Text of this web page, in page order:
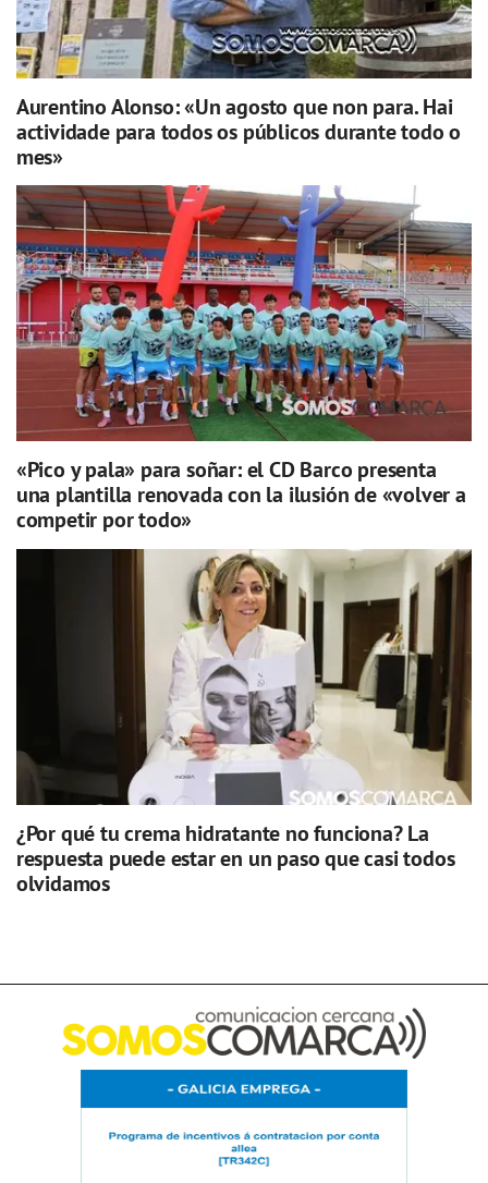
Aurentino Alonso: «Un agosto que non para. Hai
actividade para todos os públicos durante todo o
mes»
«Pico y pala» para soñar: el CD Barco presenta
una plantilla renovada con la ilusión de «volver a
competir por todo»
¿Por qué tu crema hidratante no funciona? La
respuesta puede estar en un paso que casi todos
olvidamos